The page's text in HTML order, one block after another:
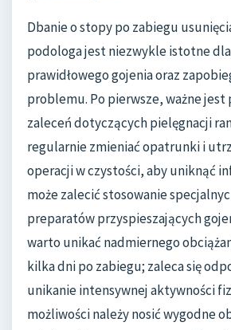
Dbanie o stopy po zabiegu
podologa jest niezwykle istotne
prawidłowego gojenia oraz
problemu. Po pierwsze, ważne
zaleceń dotyczących pielęgnacji
regularnie zmieniać opatrunki i
operacji w czystości, aby uniknąć
może zalecić stosowanie
preparatów przyspieszających
warto unikać nadmiernego
kilka dni po zabiegu; zaleca się
unikanie intensywnej aktywności
możliwości należy nosić wygodne